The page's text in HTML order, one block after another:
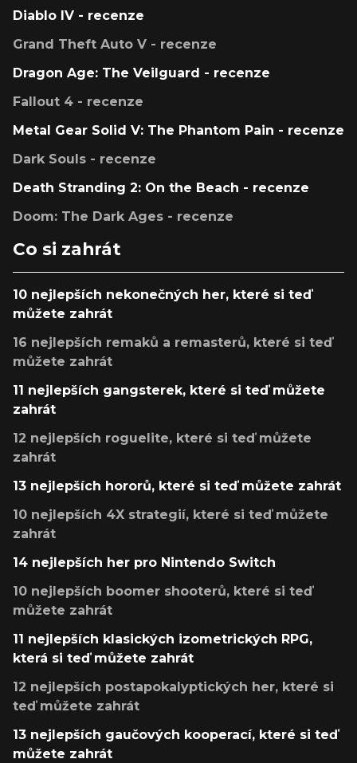
Diablo IV - recenze
Grand Theft Auto V - recenze
Dragon Age: The Veilguard - recenze
Fallout 4 - recenze
Metal Gear Solid V: The Phantom Pain - recenze
Dark Souls - recenze
Death Stranding 2: On the Beach - recenze
Doom: The Dark Ages - recenze
Co si zahrát
10 nejlepších nekonečných her, které si teď
můžete zahrát
16 nejlepších remaků a remasterů, které si teď
můžete zahrát
11 nejlepších gangsterek, které si teď můžete
zahrát
12 nejlepších roguelite, které si teď můžete
zahrát
13 nejlepších hororů, které si teď můžete zahrát
10 nejlepších 4X strategií, které si teď můžete
zahrát
14 nejlepších her pro Nintendo Switch
10 nejlepších boomer shooterů, které si teď
můžete zahrát
11 nejlepších klasických izometrických RPG,
která si teď můžete zahrát
12 nejlepších postapokalyptických her, které si
teď můžete zahrát
13 nejlepších gaučových kooperací, které si teď
můžete zahrát